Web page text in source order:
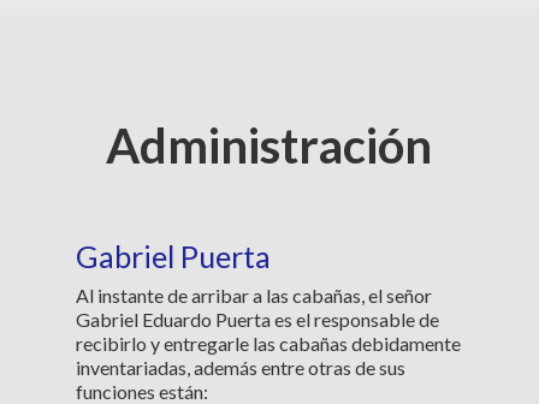
Administración
Gabriel Puerta
Al instante de arribar a las cabañas, el señor
Gabriel Eduardo Puerta es el responsable de
recibirlo y entregarle las cabañas debidamente
inventariadas, además entre otras de sus
funciones están: